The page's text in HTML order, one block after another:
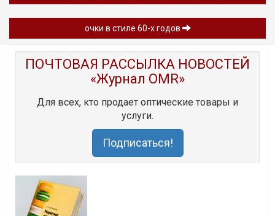
очки в стиле 60-х годов
ПОЧТОВАЯ РАССЫЛКА НОВОСТЕЙ
«Журнал OMR»
Для всех, кто продает оптические товары и
услуги.
Подписаться!